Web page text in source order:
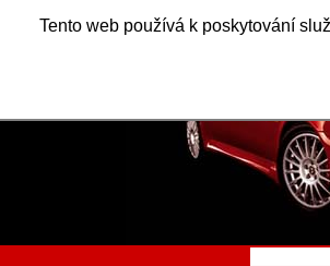
Tento web používá k poskytování